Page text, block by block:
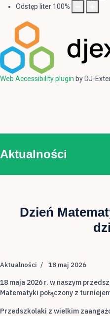
Odstęp liter 100%
Web Accessibility plugin by DJ-
Aktualności
Dzień
Aktualności 18 maj 2026
18 maja 2026 r. w naszym
Matematyki połączony z
Przedszkolaki z wielkim